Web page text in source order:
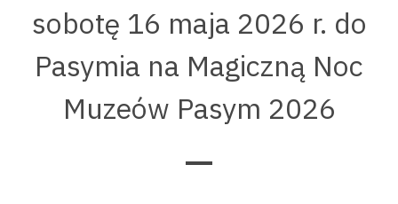
sobotę 16 maja 2026 r. do
Pasymia na Magiczną Noc
Muzeów Pasym 2026